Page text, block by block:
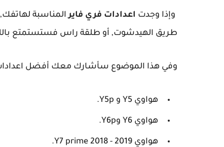
وإذا وجدت اعدادات فري فايرالمناسبة
طريق الهيدشوت, أو طلقة راس فستستمتع
وفي هذا الموضوع سأشارك معك أفضل
هواوي Y5 و Y5p.
هواوي Y6 وY6p.
هواوي Y7 prime 2018 - 2019.